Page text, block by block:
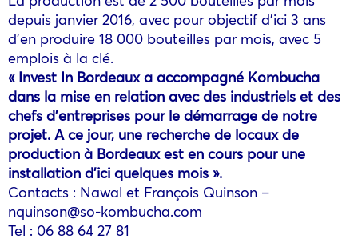
depuis janvier 2016, avec pour objectif d’ici 3 ans
d’en produire 18 000 bouteilles par mois, avec 5
emplois à la clé.
« Invest In Bordeaux a accompagné Kombucha
dans la mise en relation avec des industriels et des
chefs d’entreprises pour le démarrage de notre
projet. A ce jour, une recherche de locaux de
production à Bordeaux est en cours pour une
installation d’ici quelques mois ».
Contacts : Nawal et François Quinson –
nquinson@so-kombucha.com
Tel : 06 88 64 27 81